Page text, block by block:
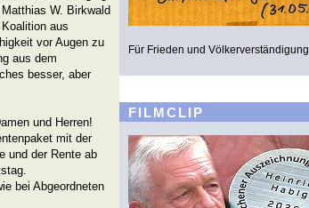
W. Birkwald
aus
vor Augen zu
aus dem
besser, aber
und Herren!
mit der
und der Rente ab
bei Abgeordneten
Für Frieden und Völkerverständigung
FILMCLIP